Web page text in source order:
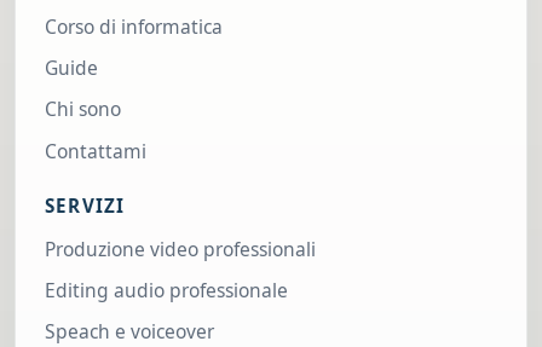
Corso di informatica
Guide
Chi sono
Contattami
SERVIZI
Produzione video professionali
Editing audio professionale
Speach e voiceover